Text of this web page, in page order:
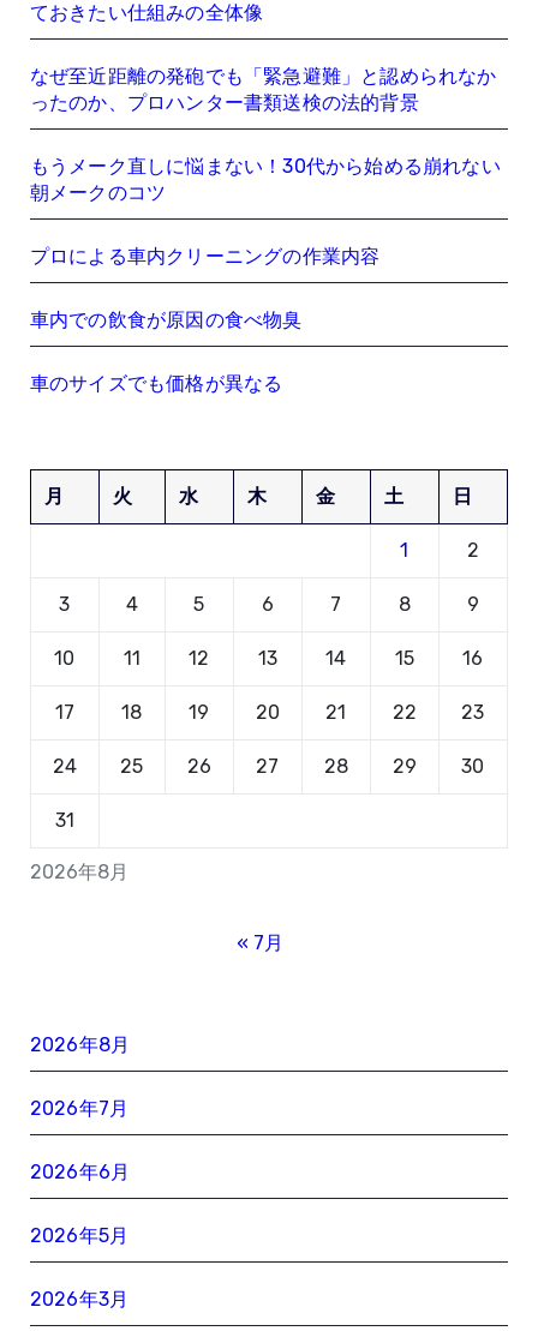
ておきたい仕組みの全体像
なぜ至近距離の発砲でも「緊急避難」と認められなか
ったのか、プロハンター書類送検の法的背景
もうメーク直しに悩まない！30代から始める崩れない
朝メークのコツ
プロによる車内クリーニングの作業内容
車内での飲食が原因の食べ物臭
車のサイズでも価格が異なる
2026年8月
月 火 水 木 金 土 日
1 2
3 4 5 6 7 8 9
10 11 12 13 14 15 16
17 18 19 20 21 22 23
24 25 26 27 28 29 30
31
« 7月
2026年8月
2026年7月
2026年6月
2026年5月
2026年3月